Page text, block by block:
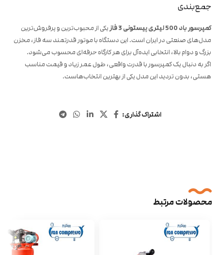
جمع‌بندی
کمپرسور باد 500 لیتری پیستونی 3 فاز
یکی از محبوب‌ترین و پرفروش‌ترین
مدل‌های صنعتی در ایران است. این دستگاه با موتور قدرتمند سه فاز، مخزن
بزرگ و دوام بالا، انتخابی ایده‌آل برای هر کارگاه حرفه‌ای محسوب می‌شود.
اگر به دنبال یک کمپرسور با قدرت واقعی، طول عمر زیاد و قیمت مناسب
هستی، بدون تردید این مدل یکی از بهترین انتخاب‌هاست.
اشتراک گذاری:
محصولات مرتبط